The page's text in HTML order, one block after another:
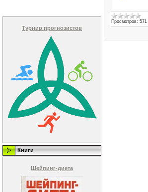
Турнир прогнозистов
Книги
Шейпинг-диета
Просмотров: 571